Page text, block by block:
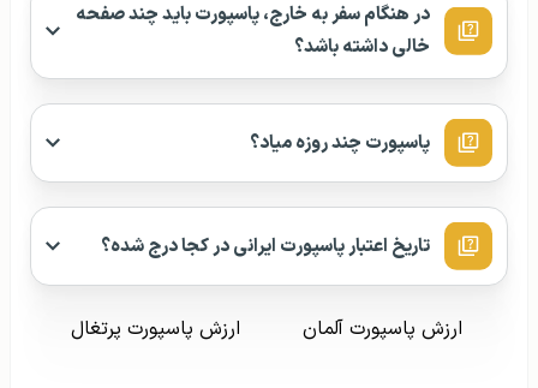
در هنگام سفر به خارج، پاسپورت باید چند صفحه
خالی داشته باشد؟
پاسپورت چند روزه میاد؟
تاریخ اعتبار پاسپورت ایرانی در کجا درج شده؟
ارزش پاسپورت آلمان ارزش پاسپورت پرتغال